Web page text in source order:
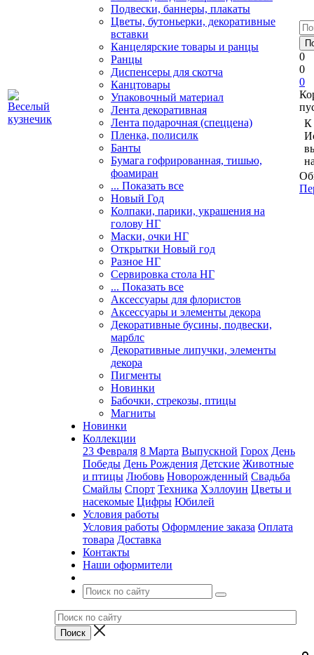
Подвески, баннеры, плакаты
Цветы, бутоньерки, декоративные
вставки
Канцелярские товары и ранцы
Ранцы
Диспенсеры для скотча
Канцтовары
Упаковочный материал
Лента декоративная
Лента подарочная (спеццена)
Пленка, полисилк
Банты
Бумага гофрированная, тишью,
фоамиран
... Показать все
Новый Год
Колпаки, парики, украшения на
голову НГ
Маски, очки НГ
Открытки Новый год
Разное НГ
Сервировка стола НГ
... Показать все
Аксессуары для флористов
Аксессуары и элементы декора
Декоративные бусины, подвески,
марблс
Декоративные липучки, элементы
декора
Пигменты
Новинки
Бабочки, стрекозы, птицы
Магниты
Новинки
Коллекции
23 Февраля 8 Марта Выпускной Горох День
Победы День Рождения Детские Животные
и птицы Любовь Новорожденный Свадьба
Смайлы Спорт Техника Хэллоуин Цветы и
насекомые Цифры Юбилей
Условия работы
Условия работы Оформление заказа Оплата
товара Доставка
Контакты
Наши оформители
0
0
0
К